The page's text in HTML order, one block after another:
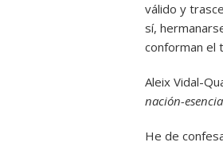
válido y
sí,
conforman el
Aleix Vidal-
nación-esencia
He de